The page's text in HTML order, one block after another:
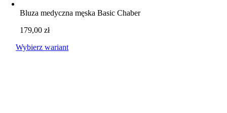
Bluza medyczna męska Basic Chaber
179,00zł
Wybierz wariant